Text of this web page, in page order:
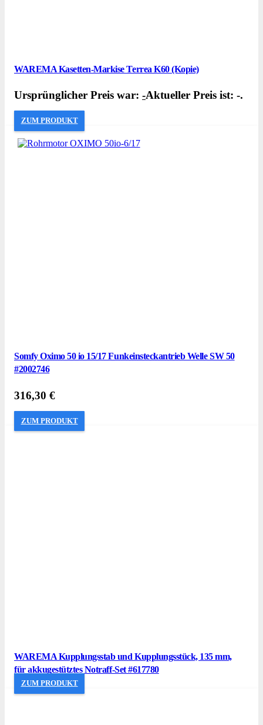
WAREMA Kasetten-Markise Terrea K60 (Kopie)
Ursprünglicher Preis war: -Aktueller Preis ist: -.
ZUM PRODUKT
Somfy Oximo 50 io 15/17 Funkeinsteckantrieb Welle SW 50
#2002746
316,30 €
ZUM PRODUKT
WAREMA Kupplungsstab und Kupplungsstück, 135 mm,
für akkugestütztes Notraff-Set #617780
ZUM PRODUKT